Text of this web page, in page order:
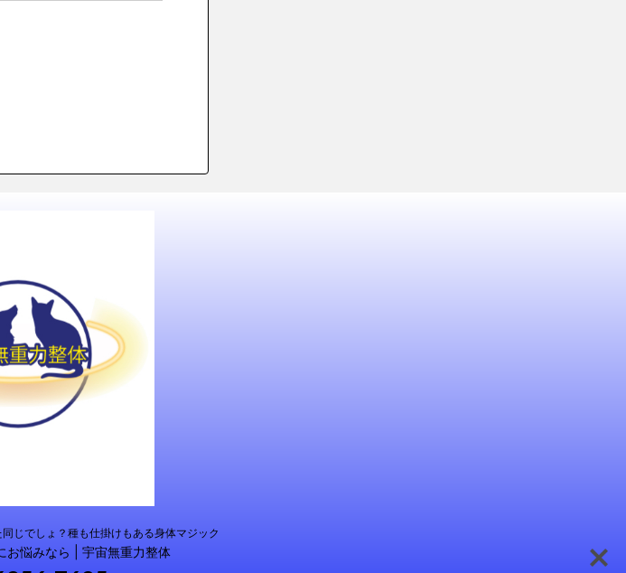
じでしょ？種も仕掛けもある身体マジック
お悩みなら | 宇宙無重力整体